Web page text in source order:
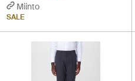
Miinto
SALE